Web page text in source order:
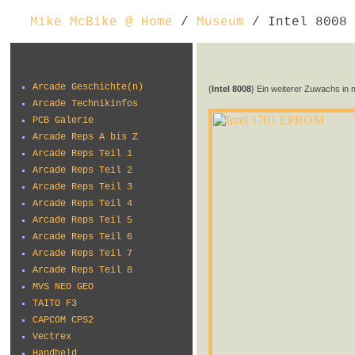
Mike McBike @ Home / Museum / Intel 8008
Arcade Geschichte(n)
Arcade Technikinfos
PCB Galerie
Arcade Reps A bis Z
Arcade Reps Teil 1
Arcade Reps Teil 2
Arcade Reps Teil 3
Arcade Reps Teil 4
Arcade Reps Teil 5
Arcade Reps Teil 6
Arcade Reps Teil 7
Arcade Reps Teil 8
MVS NEO GEO
TAITO F3
CAPCOM CPS2
Vectrex
{Intel 8008} Ein weiterer Zuwachs in